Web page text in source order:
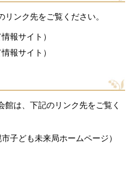
ンク先をご覧ください。
報サイト）
報サイト）
は、下記のリンク先をご覧く
市子ども未来局ホームページ）